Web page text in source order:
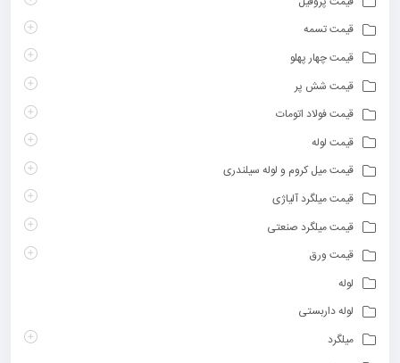
قیمت تسمه
قیمت چهار پهلو
قیمت شش پر
قیمت فولاد اتومات
قیمت لوله
قیمت میل کروم و لوله سیلندری
قیمت میلگرد آلیاژی
قیمت میلگرد صنعتی
قیمت ورق
لوله
لوله داربستی
میلگرد